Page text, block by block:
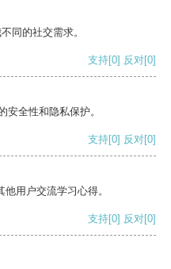
同的社交需求。
支持[0] 反对[0]
全性和隐私保护。
支持[0] 反对[0]
用户交流学习心得。
支持[0] 反对[0]